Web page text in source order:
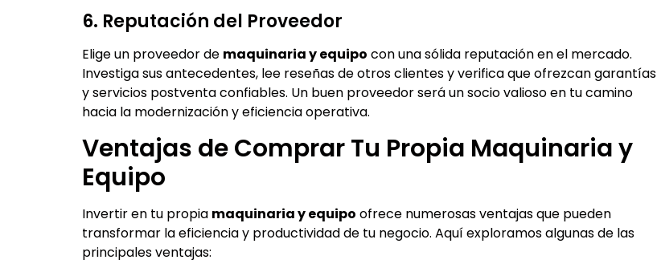
6. Reputación del Proveedor
Elige un proveedor de maquinaria y equipo con una sólida reputación en el mercado.
Investiga sus antecedentes, lee reseñas de otros clientes y verifica que ofrezcan garantías
y servicios postventa confiables. Un buen proveedor será un socio valioso en tu camino
hacia la modernización y eficiencia operativa.
Ventajas de Comprar Tu Propia Maquinaria y
Equipo
Invertir en tu propia maquinaria y equipo ofrece numerosas ventajas que pueden
transformar la eficiencia y productividad de tu negocio. Aquí exploramos algunas de las
principales ventajas: